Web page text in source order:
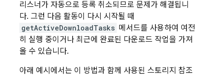
리스너가 자동으로 등록 취소되므로 문제가 해결됩니
다. 그런 다음 활동이 다시 시작될 때
getActiveDownloadTasks 메서드를 사용하여 여전
히 실행 중이거나 최근에 완료된 다운로드 작업을 가져
올 수 있습니다.
아래 예시에서는 이 방법과 함께 사용된 스토리지 참조